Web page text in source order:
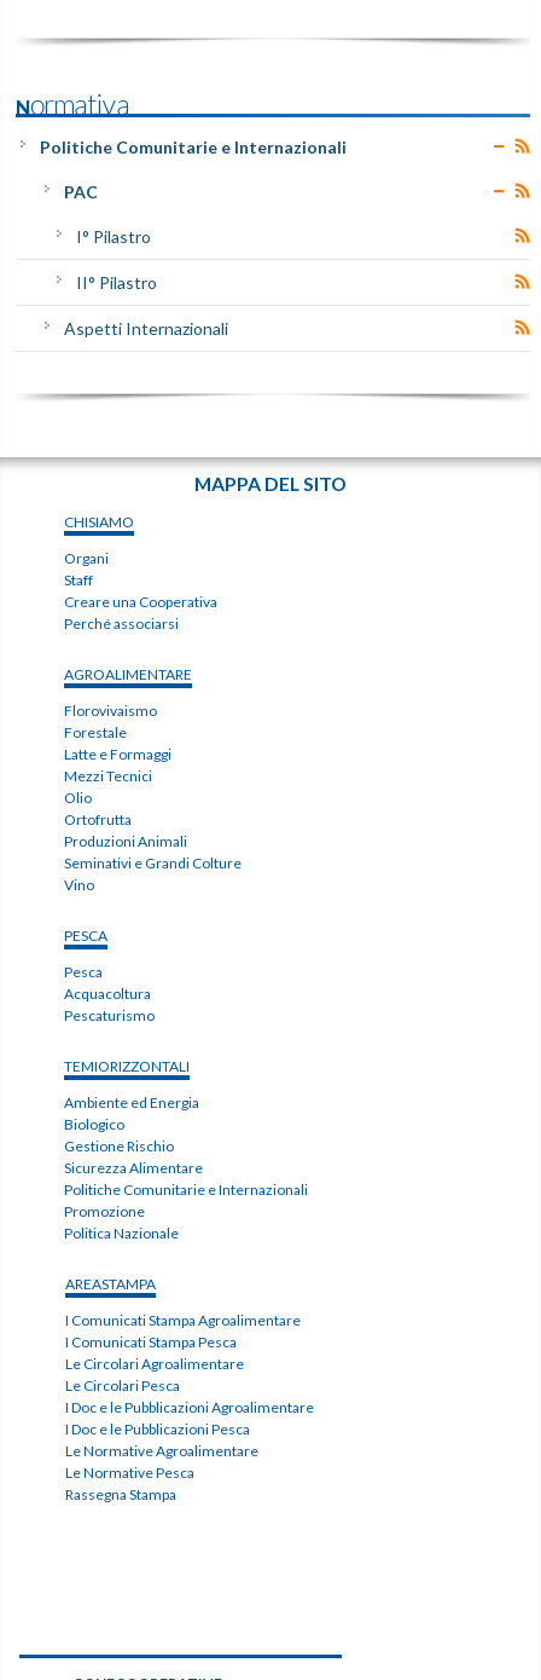
Normativa
Politiche Comunitarie e Internazionali
PAC
I° Pilastro
II° Pilastro
Aspetti Internazionali
MAPPA DEL SITO
CHISIAMO
Organi
Staff
Creare una Cooperativa
Perché associarsi
AGROALIMENTARE
Florovivaismo
Forestale
Latte e Formaggi
Mezzi Tecnici
Olio
Ortofrutta
Produzioni Animali
Seminativi e Grandi Colture
Vino
PESCA
Pesca
Acquacoltura
Pescaturismo
TEMIORIZZONTALI
Ambiente ed Energia
Biologico
Gestione Rischio
Sicurezza Alimentare
Politiche Comunitarie e Internazionali
Promozione
Politica Nazionale
AREASTAMPA
I Comunicati Stampa Agroalimentare
I Comunicati Stampa Pesca
Le Circolari Agroalimentare
Le Circolari Pesca
I Doc e le Pubblicazioni Agroalimentare
I Doc e le Pubblicazioni Pesca
Le Normative Agroalimentare
Le Normative Pesca
Rassegna Stampa